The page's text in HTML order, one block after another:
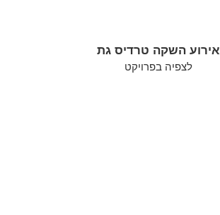
אירוע השקה טרדיס גת
לצפיה בפרויקט